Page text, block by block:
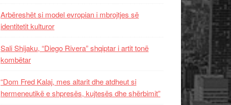
Arbëreshët si model evropian i mbrojtjes së
identitetit kulturor
Sali Shijaku, “Diego Rivera” shqiptar i artit tonë
kombëtar
“Dom Fred Kalaj, mes altarit dhe atdheut si
hermeneutikë e shpresës, kujtesës dhe shërbimit”